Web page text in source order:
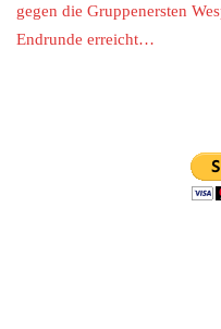
gegen die Gruppenersten
Endrunde erreicht…